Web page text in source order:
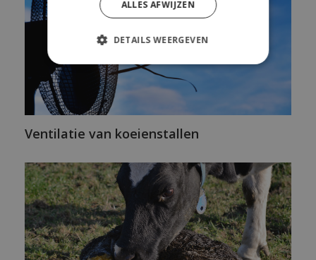
Ventilatie van koeienstallen
ALLES AFWIJZEN
DETAILS WEERGEVEN